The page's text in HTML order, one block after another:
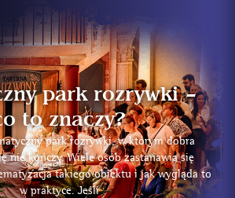
park rozrywki –
to znaczy?
park rozrywki, w którym dobra
nie kończy. Wiele osób zastanawia się
takiego obiektu i jak wygląda to
w praktyce. Jeśli